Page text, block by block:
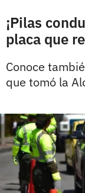
¡Pilas
placa que
Conoce
que tomó la